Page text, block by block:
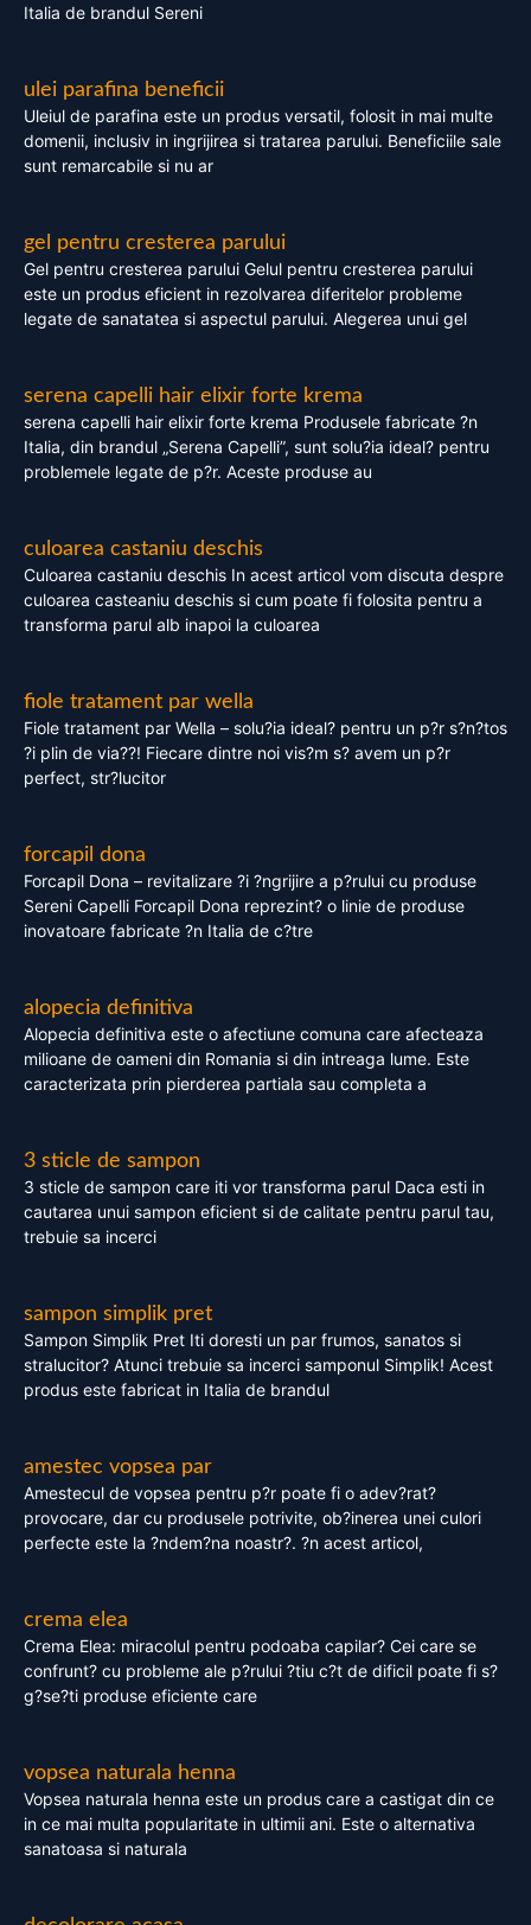
Italia de brandul Sereni
ulei parafina beneficii
Uleiul de parafina este un produs versatil, folosit in mai multe
domenii, inclusiv in ingrijirea si tratarea parului. Beneficiile sale
sunt remarcabile si nu ar
gel pentru cresterea parului
Gel pentru cresterea parului Gelul pentru cresterea parului
este un produs eficient in rezolvarea diferitelor probleme
legate de sanatatea si aspectul parului. Alegerea unui gel
serena capelli hair elixir forte krema
serena capelli hair elixir forte krema Produsele fabricate ?n
Italia, din brandul „Serena Capelli”, sunt solu?ia ideal? pentru
problemele legate de p?r. Aceste produse au
culoarea castaniu deschis
Culoarea castaniu deschis In acest articol vom discuta despre
culoarea casteaniu deschis si cum poate fi folosita pentru a
transforma parul alb inapoi la culoarea
fiole tratament par wella
Fiole tratament par Wella – solu?ia ideal? pentru un p?r s?n?tos
?i plin de via??! Fiecare dintre noi vis?m s? avem un p?r
perfect, str?lucitor
forcapil dona
Forcapil Dona – revitalizare ?i ?ngrijire a p?rului cu produse
Sereni Capelli Forcapil Dona reprezint? o linie de produse
inovatoare fabricate ?n Italia de c?tre
alopecia definitiva
Alopecia definitiva este o afectiune comuna care afecteaza
milioane de oameni din Romania si din intreaga lume. Este
caracterizata prin pierderea partiala sau completa a
3 sticle de sampon
3 sticle de sampon care iti vor transforma parul Daca esti in
cautarea unui sampon eficient si de calitate pentru parul tau,
trebuie sa incerci
sampon simplik pret
Sampon Simplik Pret Iti doresti un par frumos, sanatos si
stralucitor? Atunci trebuie sa incerci samponul Simplik! Acest
produs este fabricat in Italia de brandul
amestec vopsea par
Amestecul de vopsea pentru p?r poate fi o adev?rat?
provocare, dar cu produsele potrivite, ob?inerea unei culori
perfecte este la ?ndem?na noastr?. ?n acest articol,
crema elea
Crema Elea: miracolul pentru podoaba capilar? Cei care se
confrunt? cu probleme ale p?rului ?tiu c?t de dificil poate fi s?
g?se?ti produse eficiente care
vopsea naturala henna
Vopsea naturala henna este un produs care a castigat din ce
in ce mai multa popularitate in ultimii ani. Este o alternativa
sanatoasa si naturala